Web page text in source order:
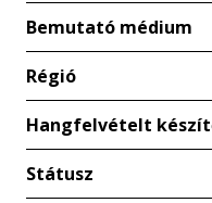
Bemutató médium
Régió
Hangfelvételt
Státusz